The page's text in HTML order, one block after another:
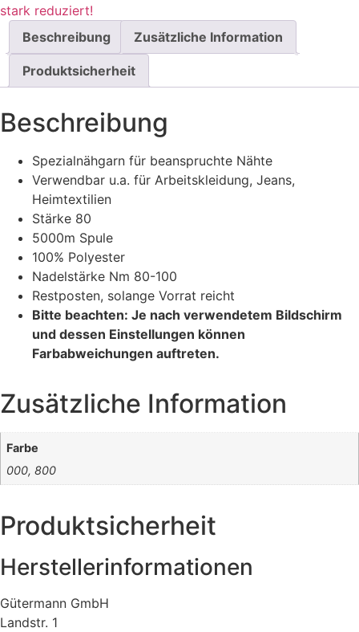
stark reduziert!
Beschreibung
Zusätzliche Information
Produktsicherheit
Beschreibung
Spezialnähgarn für beanspruchte Nähte
Verwendbar u.a. für Arbeitskleidung, Jeans,
Heimtextilien
Stärke 80
5000m Spule
100% Polyester
Nadelstärke Nm 80-100
Restposten, solange Vorrat reicht
Bitte beachten: Je nach verwendetem Bildschirm
und dessen Einstellungen können
Farbabweichungen auftreten.
Zusätzliche Information
Farbe
000, 800
Produktsicherheit
Herstellerinformationen
Gütermann GmbH
Landstr. 1